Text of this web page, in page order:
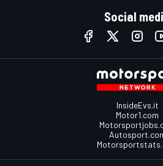
Social
InsideEvs.it
Motor1.com